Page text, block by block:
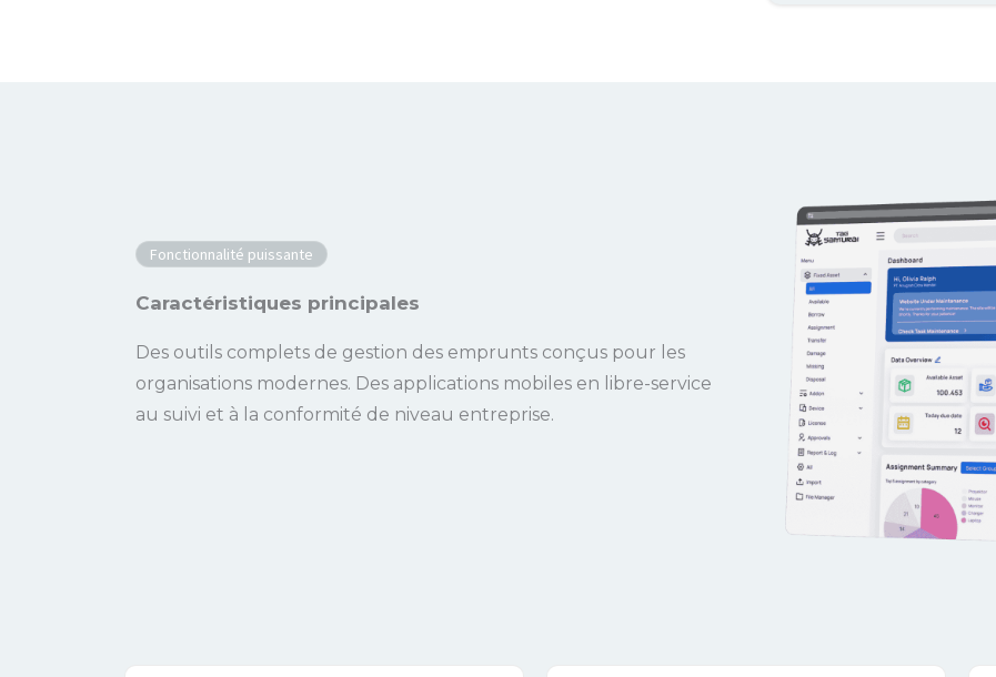
Fonctionnalité puissante
Caractéristiques principales
Des outils complets de gestion des emprunts conçus pour les
organisations modernes. Des applications mobiles en libre-service
au suivi et à la conformité de niveau entreprise.